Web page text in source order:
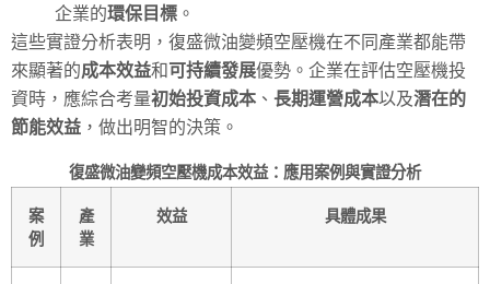
企業的環保目標 。
這些實證分析表明，復盛微油變頻空壓機在不同產業都能帶
來顯著的成本效益和可持續發展優勢。企業在評估空壓機投
資時，應綜合考量初始投資成本 、 長期運營成本以及潛在的
節能效益 ，做出明智的決策。
復盛微油變頻空壓機成本效益：應用案例與實證分析
案
例
產
業
效益 具體成果